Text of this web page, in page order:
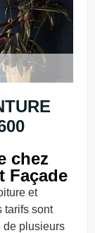
chez
Façade
et
tarifs sont
de plusieurs